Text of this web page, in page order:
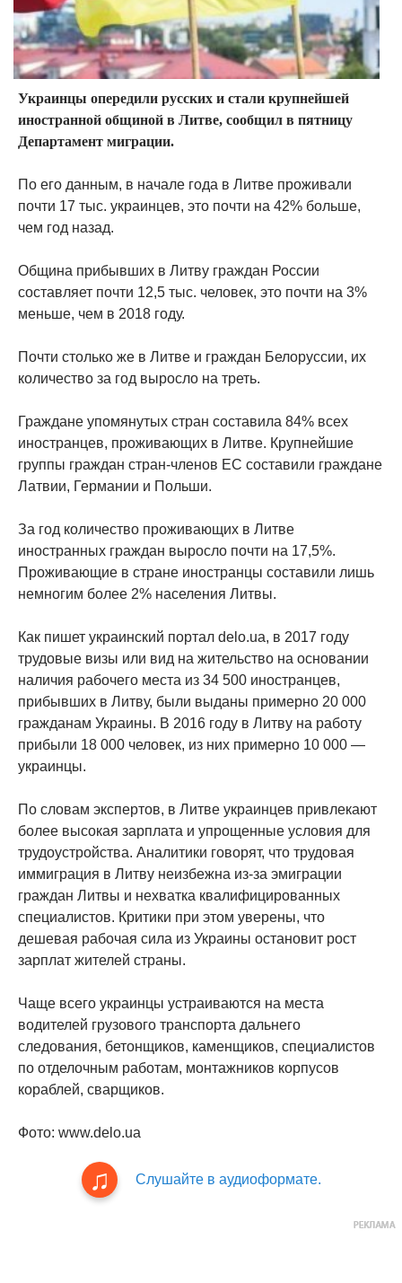
Украинцы опередили русских и стали крупнейшей
иностранной общиной в Литве, сообщил в пятницу
Департамент миграции.
По его данным, в начале года в Литве проживали
почти 17 тыс. украинцев, это почти на 42% больше,
чем год назад.
Община прибывших в Литву граждан России
составляет почти 12,5 тыс. человек, это почти на 3%
меньше, чем в 2018 году.
Почти столько же в Литве и граждан Белоруссии, их
количество за год выросло на треть.
Граждане упомянутых стран составила 84% всех
иностранцев, проживающих в Литве. Крупнейшие
группы граждан стран-членов ЕС составили граждане
Латвии, Германии и Польши.
За год количество проживающих в Литве
иностранных граждан выросло почти на 17,5%.
Проживающие в стране иностранцы составили лишь
немногим более 2% населения Литвы.
Как пишет украинский портал delo.ua, в 2017 году
трудовые визы или вид на жительство на основании
наличия рабочего места из 34 500 иностранцев,
прибывших в Литву, были выданы примерно 20 000
гражданам Украины. В 2016 году в Литву на работу
прибыли 18 000 человек, из них примерно 10 000 —
украинцы.
По словам экспертов, в Литве украинцев привлекают
более высокая зарплата и упрощенные условия для
трудоустройства. Аналитики говорят, что трудовая
иммиграция в Литву неизбежна из-за эмиграции
граждан Литвы и нехватка квалифицированных
специалистов. Критики при этом уверены, что
дешевая рабочая сила из Украины остановит рост
зарплат жителей страны.
Чаще всего украинцы устраиваются на места
водителей грузового транспорта дальнего
следования, бетонщиков, каменщиков, специалистов
по отделочным работам, монтажников корпусов
кораблей, сварщиков.
Фото: www.delo.ua
Слушайте в аудиоформате.